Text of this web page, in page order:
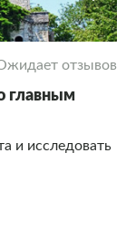
отзывов
главным
и исследовать